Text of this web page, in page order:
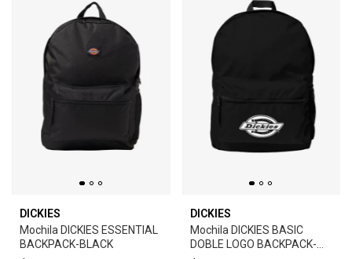
DICKIES
Mochila DICKIES ESSENTIAL
BACKPACK-BLACK
DICKIES
Mochila DICKIES BASIC
DOBLE LOGO BACKPACK-